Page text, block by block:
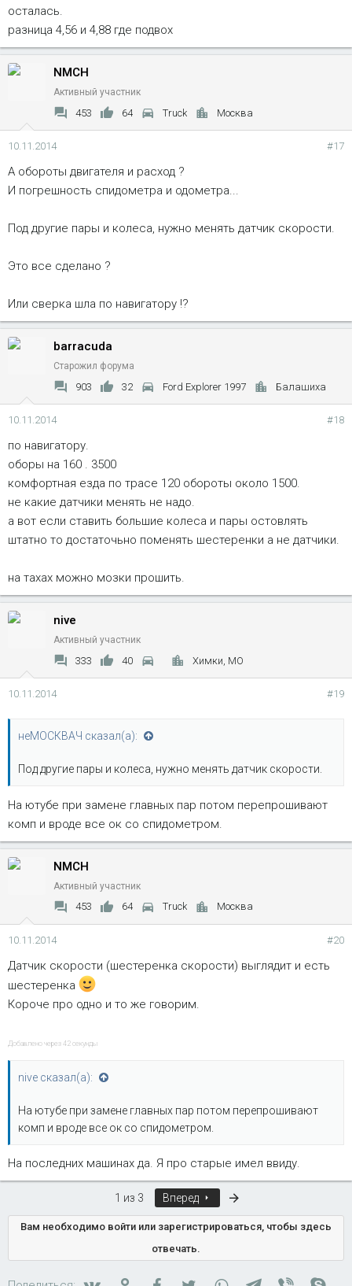
осталась.
разница 4,56 и 4,88 где подвох
NMCH
Активный участник
453 64 Truck Москва
10.11.2014 #17
А обороты двигателя и расход ?
И погрешность спидометра и одометра...
Под другие пары и колеса, нужно менять датчик скорости.
Это все сделано ?
Или сверка шла по навигатору !?
barracuda
Старожил форума
903 32 Ford Explorer 1997 Балашиха
10.11.2014 #18
по навигатору.
оборы на 160 . 3500
комфортная езда по трасе 120 обороты около 1500.
не какие датчики менять не надо.
а вот если ставить большие колеса и пары остовлять
штатно то достаточьно поменять шестеренки а не датчики.
на тахах можно мозки прошить.
nive
Активный участник
333 40 Химки, МО
10.11.2014 #19
неМОСКВАЧ сказал(а):
Под другие пары и колеса, нужно менять датчик скорости.
На ютубе при замене главных пар потом перепрошивают
комп и вроде все ок со спидометром.
NMCH
Активный участник
453 64 Truck Москва
10.11.2014 #20
Датчик скорости (шестеренка скорости) выглядит и есть
шестеренка
Короче про одно и то же говорим.
Добавлено через 42 секунды
nive сказал(а):
На ютубе при замене главных пар потом перепрошивают
комп и вроде все ок со спидометром.
На последних машинах да. Я про старые имел ввиду.
1 из 3 Вперед
Вам необходимо войти или зарегистрироваться, чтобы здесь
отвечать.